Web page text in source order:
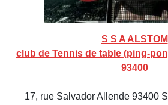
S S A ALSTOM
club de Tennis de table (ping-
93400
17, rue Salvador Allende 93400